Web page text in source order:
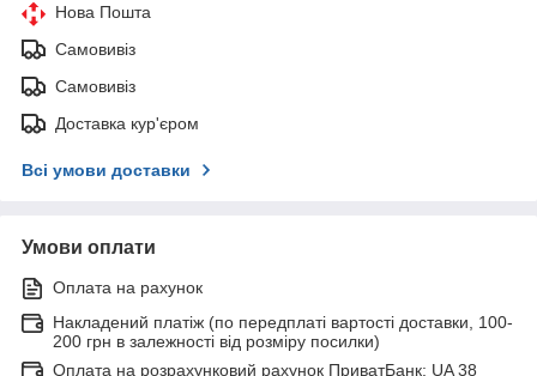
Нова Пошта
Самовивіз
Самовивіз
Доставка кур'єром
Всі умови доставки
Умови оплати
Оплата на рахунок
Накладений платіж (по передплаті вартості доставки, 100-
200 грн в залежності від розміру посилки)
Оплата на розрахунковий рахунок ПриватБанк: UA 38